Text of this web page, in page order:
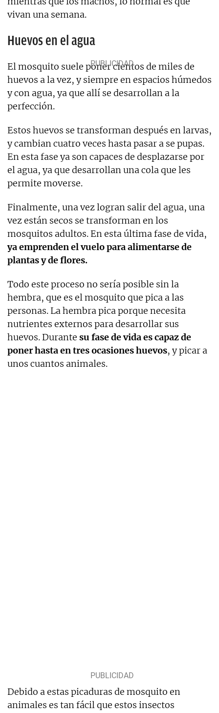
vivan una semana.
Huevos en el agua
El mosquito suele poner cientos de miles de
huevos a la vez, y siempre en espacios húmedos
y con agua, ya que allí se desarrollan a la
perfección.
Estos huevos se transforman después en larvas,
y cambian cuatro veces hasta pasar a se pupas.
En esta fase ya son capaces de desplazarse por
el agua, ya que desarrollan una cola que les
permite moverse.
Finalmente, una vez logran salir del agua, una
vez están secos se transforman en los
mosquitos adultos. En esta última fase de vida,
ya emprenden el vuelo para alimentarse de
plantas y de flores.
Todo este proceso no sería posible sin la
hembra, que es el mosquito que pica a las
personas. La hembra pica porque necesita
nutrientes externos para desarrollar sus
huevos. Durante su fase de vida es capaz de
poner hasta en tres ocasiones huevos, y picar a
unos cuantos animales.
Debido a estas picaduras de mosquito en
animales es tan fácil que estos insectos